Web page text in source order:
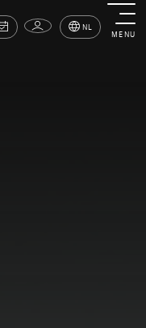
NL
MENU